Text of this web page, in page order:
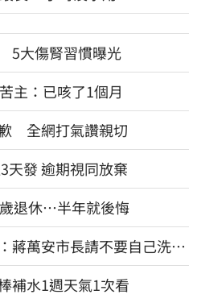
5大傷腎習慣曝光
主：已咳了1個月
全網打氣讚親切
天發 逾期視同放棄
退休…半年就後悔
蔣萬安市長請不要自己洗自
補水1週天氣1次看